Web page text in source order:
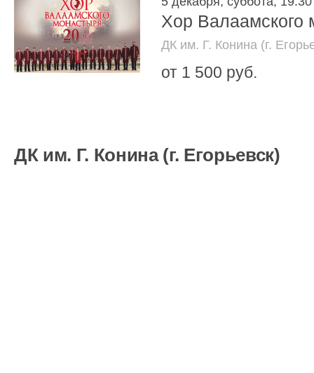
Хор Валаамского
ДК им. Г. Конина (г.
от 1 500 руб.
ДК им. Г. Конина (г. Егорьевск)